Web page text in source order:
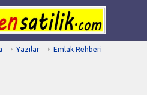
Yazılar Emlak Rehberi